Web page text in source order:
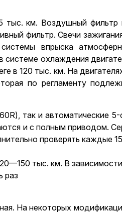
тыс. км. Воздушный
фильтр. Свечи
впрыска
охлаждения
в 120 тыс. км. На
по регламенту
так и автоматические
и с полным приводом.
проверять каждые
тыс. км. В
раз
На некоторых